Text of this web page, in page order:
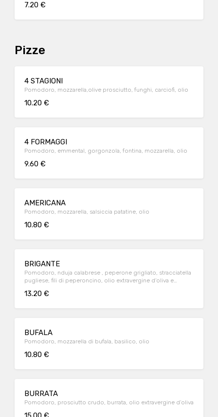
7.20 €
Pizze
4 STAGIONI
Pomodoro, mozzarella,olive prosciutto, funghi, carciofi, olio
10.20 €
4 FORMAGGI
Pomodoro, emmental, gorgonzola, fontina, mozzarella, olio
9.60 €
AMERICANA
Pomodoro, mozzarella, salsiccia patatine, olio
10.80 €
BRIGANTE
Pomodoro, nduja calabrese , peperone grigliato, stracciatella
pugliese, fili di peperoncino, olio extravergine d’oliva e
13.20 €
BUFALA
Pomodoro, mozzarella di bufala, basilico, olio
10.80 €
BURRATA
Pomodoro, prosciutto crudo, burrata, olio extravergine d’oliva